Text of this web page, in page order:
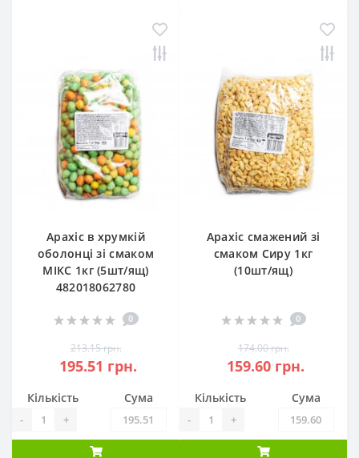
Арахіс в хрумкій
оболонці зі смаком
МІКС 1кг (5шт/ящ)
482018062780
0
213.15 грн.
195.51 грн.
Кількість
- +
Сума
Арахіс смажений зі
смаком Сиру 1кг
(10шт/ящ)
0
174.00 грн.
159.60 грн.
Кількість
- +
Сума